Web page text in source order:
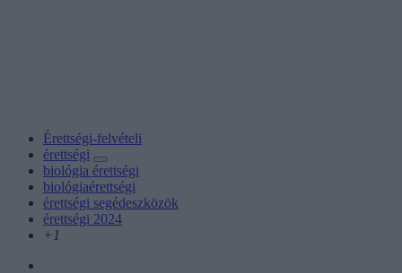
Érettségi-felvételi
érettségi
biológia érettségi
biológiaérettségi
érettségi segédeszközök
érettségi 2024
+1